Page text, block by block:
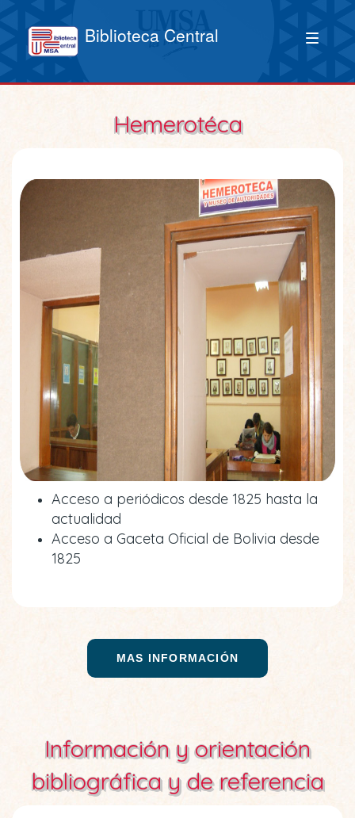
Biblioteca Central
Hemerotéca
Acceso a periódicos desde 1825 hasta la
actualidad
Acceso a Gaceta Oficial de Bolivia desde
1825
MAS INFORMACIÓN
Información y orientación
bibliográfica y de referencia